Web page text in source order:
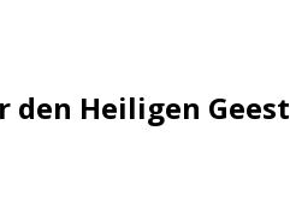
Heiligen Geest